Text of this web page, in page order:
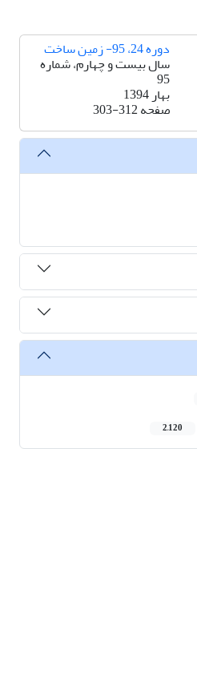
دوره 24، 95- زمین ساخت
سال بیست و چهارم، شماره
95
بهار 1394
صفحه303-312
2,120